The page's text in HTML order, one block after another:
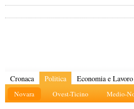
Cronaca Politica
Novara Ovest-Ticino Medio-
Economia e Lavoro